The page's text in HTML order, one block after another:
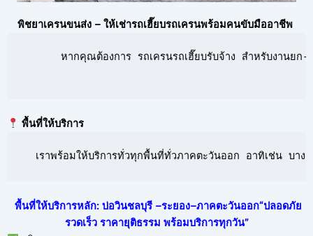
พิชยาเครนขนส่ง – ให้เช่ารถเฮี๊ยบรถเครนพร้อมคนขับมืออาชีพ
หากคุณต้องการ รถเครนรถเฮี๊ยบรับจ้าง สำหรับงานยก
พื้นที่ให้บริการ
เราพร้อมให้บริการทั่วทุกพื้นที่ทั่วภาคตะวันออก อาทิเช่น บาง
พื้นที่ให้บริการหลัก: บ่อวินชลบุรี –ระยอง–ภาคตะวันออก“ปลอดภัย
รวดเร็ว ราคายุติธรรม พร้อมบริการทุกวัน”